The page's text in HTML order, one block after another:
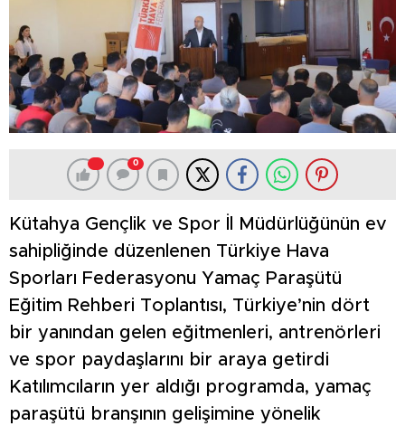
0
Kütahya Gençlik ve Spor İl Müdürlüğünün ev
sahipliğinde düzenlenen Türkiye Hava
Sporları Federasyonu Yamaç Paraşütü
Eğitim Rehberi Toplantısı, Türkiye’nin dört
bir yanından gelen eğitmenleri, antrenörleri
ve spor paydaşlarını bir araya getirdi
Katılımcıların yer aldığı programda, yamaç
paraşütü branşının gelişimine yönelik